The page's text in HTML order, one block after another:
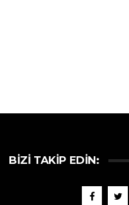
BIZI TAKIP EDIN: